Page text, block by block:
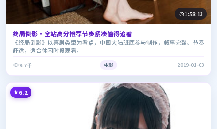
1:58:13
终局倒影·全站高分推荐节奏紧凑值得追看
《终局倒影》以喜剧类型为看点，中国大陆班底参与制作，叙事完整、节奏
舒适，适合休闲时段观看。
9.7千
电影 2019-01-03
6.2